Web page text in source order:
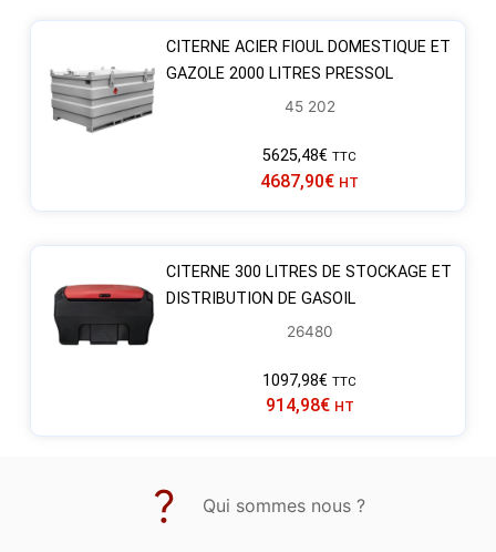
CITERNE ACIER FIOUL DOMESTIQUE ET
GAZOLE 2000 LITRES PRESSOL
45 202
5625,48€ TTC
4687,90€ HT
CITERNE 300 LITRES DE STOCKAGE ET
DISTRIBUTION DE GASOIL
26480
1097,98€ TTC
914,98€ HT
Qui sommes nous ?